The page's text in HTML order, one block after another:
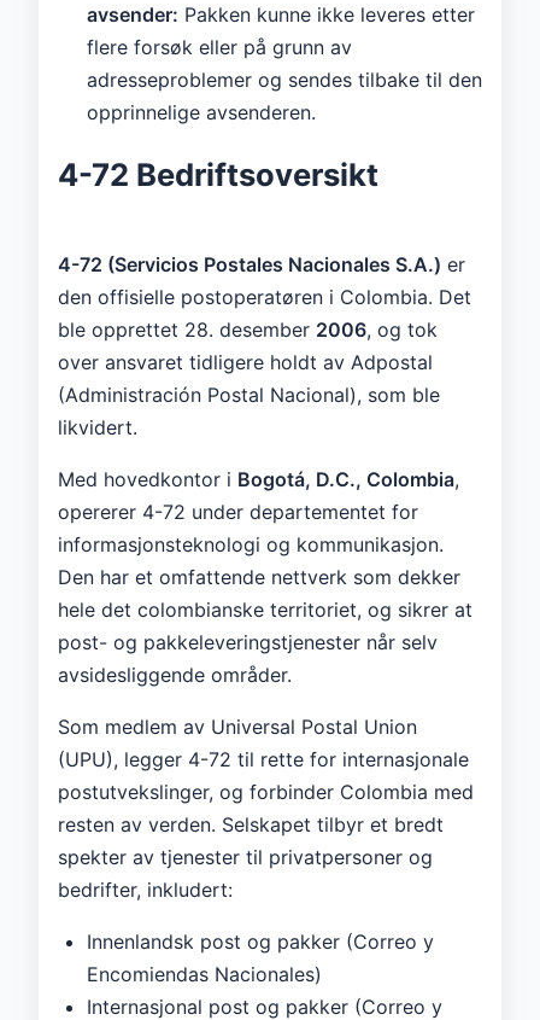
avsender: Pakken kunne ikke leveres etter
flere forsøk eller på grunn av
adresseproblemer og sendes tilbake til den
opprinnelige avsenderen.
4-72 Bedriftsoversikt
4-72 (Servicios Postales Nacionales S.A.) er
den offisielle postoperatøren i Colombia. Det
ble opprettet 28. desember 2006, og tok
over ansvaret tidligere holdt av Adpostal
(Administración Postal Nacional), som ble
likvidert.
Med hovedkontor i Bogotá, D.C., Colombia,
opererer 4-72 under departementet for
informasjonsteknologi og kommunikasjon.
Den har et omfattende nettverk som dekker
hele det colombianske territoriet, og sikrer at
post- og pakkeleveringstjenester når selv
avsidesliggende områder.
Som medlem av Universal Postal Union
(UPU), legger 4-72 til rette for internasjonale
postutvekslinger, og forbinder Colombia med
resten av verden. Selskapet tilbyr et bredt
spekter av tjenester til privatpersoner og
bedrifter, inkludert:
Innenlandsk post og pakker (Correo y
Encomiendas Nacionales)
Internasjonal post og pakker (Correo y